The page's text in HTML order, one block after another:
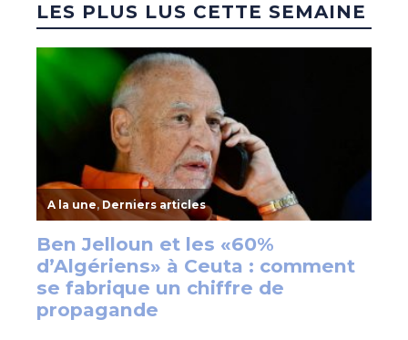
LES PLUS LUS CETTE SEMAINE